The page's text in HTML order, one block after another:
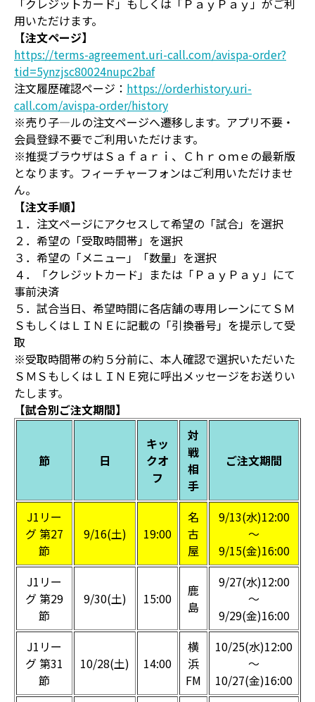
「クレジットカード」もしくは「ＰａｙＰａｙ」がご利
用いただけます。
【注文ページ】
https://terms-agreement.uri-call.com/avispa-order?
tid=5ynzjsc80024nupc2baf
注文履歴確認ページ： https://orderhistory.uri-
call.com/avispa-order/history
※売り子―ルの注文ページへ遷移します。アプリ不要・
会員登録不要でご利用いただけます。
※推奨ブラウザはＳａｆａｒｉ、Ｃｈｒｏｍｅの最新版
となります。フィーチャーフォンはご利用いただけませ
ん。
【注文手順】
１．注文ページにアクセスして希望の「試合」を選択
２．希望の「受取時間帯」を選択
３．希望の「メニュー」「数量」を選択
４．「クレジットカード」または「ＰａｙＰａｙ」にて
事前決済
５．試合当日、希望時間に各店舗の専用レーンにてＳＭ
ＳもしくはＬＩＮＥに記載の「引換番号」を提示して受
取
※受取時間帯の約５分前に、本人確認で選択いただいた
ＳＭＳもしくはＬＩＮＥ宛に呼出メッセージをお送りい
たします。
【試合別ご注文期間】
節 日
キッ
クオ
フ
対
戦
相
手
ご注文期間
J1リー
グ 第27
節
9/16(土) 19:00
名
古
屋
9/13(水)12:00
～
9/15(金)16:00
J1リー
グ 第29
節
9/30(土) 15:00
鹿
島
9/27(水)12:00
～
9/29(金)16:00
J1リー
グ 第31
節
10/28(土) 14:00
横
浜
FM
10/25(水)12:00
～
10/27(金)16:00